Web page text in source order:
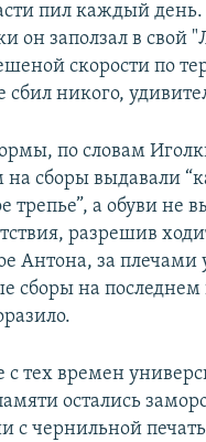
пил каждый день.
он заползал в свой
скорости по
сбил никого,
по словам
сборы выдавали
трепье”, а обуви не
разрешив
Антона, за плечами
сборы на последнем
тех времен
остались
с чернильной